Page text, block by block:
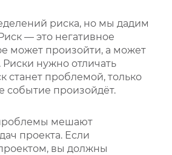
риска, но мы дадим
— это негативное
может произойти, а может
нужно отличать
станет проблемой, только
событие произойдёт.
мешают
проекта. Если
вы должны